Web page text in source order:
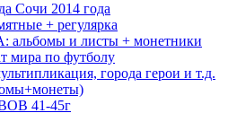
Сочи 2014 года
+ регулярка
и листы + монетники
мира по футболу
города герои и т.д.
41-45г